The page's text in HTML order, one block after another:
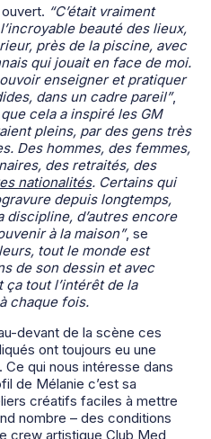
“C’était vraiment
beauté des lieux,
près de la piscine, avec
qui jouait en face de moi.
enseigner et pratiquer
dans un cadre pareil”,
cela a inspiré les GM
pleins, par des gens très
Des hommes, des femmes,
des retraités, des
nationalités. Certains qui
depuis longtemps,
discipline, d’autres encore
à la maison”, se
tout le monde est
de son dessin et avec
ça tout l’intérêt de la
chaque fois.
devant de la scène ces
ont toujours eu une
qui nous intéresse dans
de Mélanie c’est sa
créatifs faciles à mettre
nombre – des conditions
crew artistique Club Med